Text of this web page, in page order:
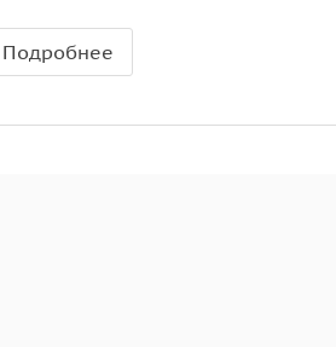
Моголов.
Подробнее